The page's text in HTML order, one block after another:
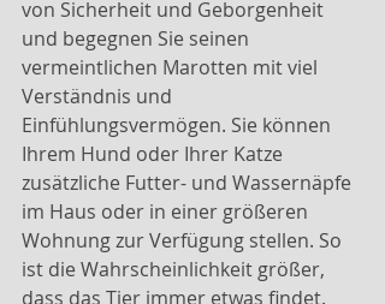
von Sicherheit und Geborgenheit
und begegnen Sie seinen
vermeintlichen Marotten mit viel
Verständnis und
Einfühlungsvermögen. Sie können
Ihrem Hund oder Ihrer Katze
zusätzliche Futter- und Wassernäpfe
im Haus oder in einer größeren
Wohnung zur Verfügung stellen. So
ist die Wahrscheinlichkeit größer,
dass das Tier immer etwas findet.